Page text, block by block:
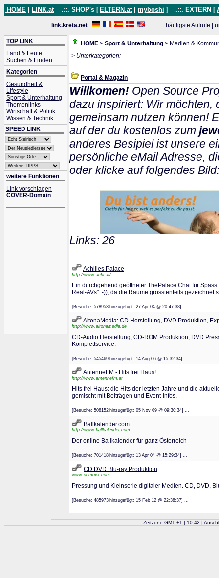
HOME LINK.at .::. SHOP's [ ELTERN.at myboshi ] .::. EXTERN [
link.kreta.net häufigste Aufrufe
TOP LINK
Land & Leute
Suchen & Finden
Kategorien
Gesundheit &
Lifestyle
Sport & Unterhaltung
Themenlinks
Wirtschaft & Politik
Wissen & Technik
SPEED LINK
weitere Funktionen
Link vorschlagen
COVER-Domain
HOME > Sport & Unterhaltung > Medien &
> Unterkategorien:
Portal & Magazin
Willkomen! Open Source
dazu inspiriert: Wir möchten,
gemeinsam nutzen können!
auf der du kostenlos zum
anderes Besipiel ist unsere
persönliche eMail Adresse,
oder klicke auf folgendes Bild:
Links: 26
Achilles Palace
http://www.achi.at/
Ein durchgehend geöffneter ThePalace Chat für
Real-AVs" :-)), da die Räume grösstenteils gezeichnet
[Besuche: 578953|hinzugefügt: 27 Apr 04 @ 20:47:38] ...
AltonaMedia: CD Herstellung, DVD Produktion,
http://www.altonamedia.de
CD-Audio Herstellung, CD-ROM Produktion, DVD
Komplettservice.
[Besuche: 545469|hinzugefügt: 14 Aug 06 @ 15:32:34] ...
AntenneFM - Hits frei Haus!
http://www.antennefm.at
Hits frei Haus: die Hits der letzten Jahre und die
gemischt mit Beiträgen und Event-Infos.
[Besuche: 508152|hinzugefügt: 05 Nov 09 @ 09:30:34] ...
Ballkalender.com
http://www.ballkalender.com
Der online Ballkalender für ganz Österreich
[Besuche: 701418|hinzugefügt: 13 Apr 04 @ 15:29:34] ...
CD DVD Blu-ray Produktion
www.oomoxx.com
Pressung und Kleinserie digitaler Medien. CD, DVD,
[Besuche: 485973|hinzugefügt: 15 Feb 12 @ 22:38:37] ...
Zeitzone GMT +1 | 10:42 |